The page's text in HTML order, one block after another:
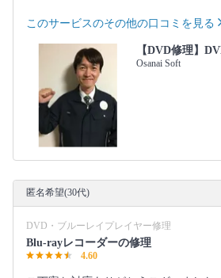
このサービスのその他の口コミを見る
【DVD修理】
Osanai Soft
匿名希望(30代)
DVD・ブルーレイプレイヤー修理
Blu-rayレコーダーの修理
4.60